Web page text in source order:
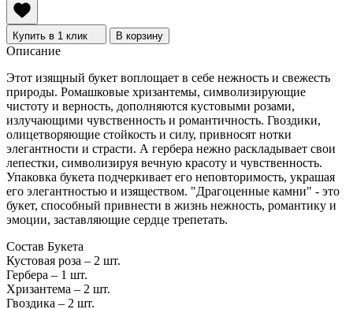
Купить в 1 клик В корзину
Описание
Этот изящный букет воплощает в себе нежность и свежесть
природы. Ромашковые хризантемы, символизирующие
чистоту и верность, дополняются кустовыми розами,
излучающими чувственность и романтичность. Гвоздики,
олицетворяющие стойкость и силу, привносят нотки
элегантности и страсти. А гербера нежно раскладывает свои
лепестки, символизируя вечную красоту и чувственность.
Упаковка букета подчеркивает его неповторимость, украшая
его элегантностью и изяществом. "Драгоценные камни" - это
букет, способный привнести в жизнь нежность, романтику и
эмоции, заставляющие сердце трепетать.
Состав Букета
Кустовая роза – 2 шт.
Гербера – 1 шт.
Хризантема – 2 шт.
Гвоздика – 2 шт.